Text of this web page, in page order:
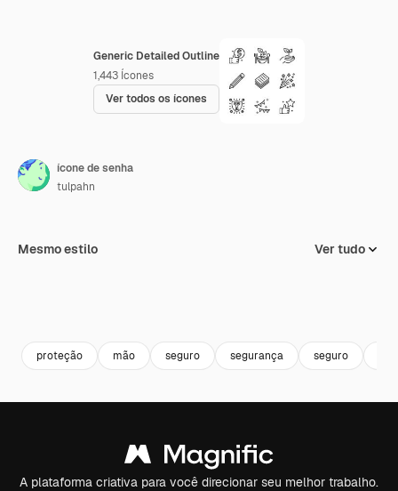
Generic Detailed Outline
1,443 Ícones
Ver todos os ícones
ícone de senha
tulpahn
Mesmo estilo Ver tudo
proteção mão seguro segurança seguro
A plataforma criativa para você direcionar seu melhor trabalho.